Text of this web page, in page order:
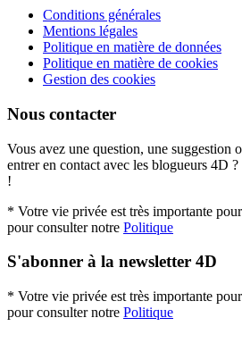
Conditions générales
Mentions légales
Politique en matière de données
Politique en matière de cookies
Gestion des cookies
Nous contacter
Vous avez une question, une suggestion
entrer en contact avec les blogueurs 4D
!
* Votre vie privée est très importante
pour consulter notre Politique
S'abonner à la newsletter 4D
* Votre vie privée est très importante
pour consulter notre Politique